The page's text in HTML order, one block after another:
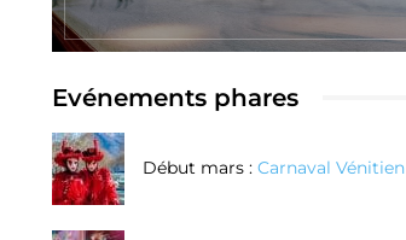
Evénements phares
Début mars : Carnaval Vénitien